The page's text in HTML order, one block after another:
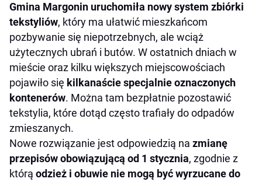
Gmina Margonin uruchomiła nowy system zbiórki
tekstyliów, który ma ułatwić mieszkańcom
pozbywanie się niepotrzebnych, ale wciąż
użytecznych ubrań i butów. W ostatnich dniach w
mieście oraz kilku większych miejscowościach
pojawiło się kilkanaście specjalnie oznaczonych
kontenerów. Można tam bezpłatnie pozostawić
tekstylia, które dotąd często trafiały do odpadów
zmieszanych.
Nowe rozwiązanie jest odpowiedzią na zmianę
przepisów obowiązującą od 1 stycznia, zgodnie z
którą odzież i obuwie nie mogą być wyrzucane do